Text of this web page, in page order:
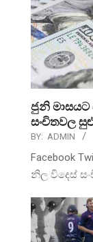
ජුනි මාසයට
සංචිතවල
BY: ADMIN
Facebook
නිල විදෙස්